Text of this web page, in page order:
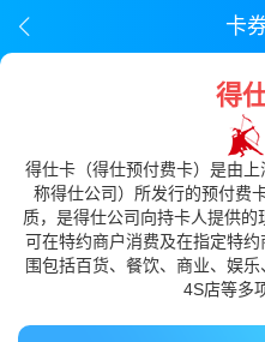
卡
得
得仕卡（得仕预付费卡）是由
称得仕公司）所发行的预付费
质，是得仕公司向持卡人提
可在特约商户消费及在指定特
围包括百货、餐饮、商业、娱
4S店等多